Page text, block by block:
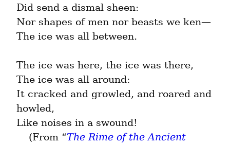
Did send a dismal sheen:
Nor shapes of men nor beasts we ken—
The ice was all between.
The ice was here, the ice was there,
The ice was all around:
It cracked and growled, and roared and
howled,
Like noises in a swound!
    (From “
The Rime of the Ancient